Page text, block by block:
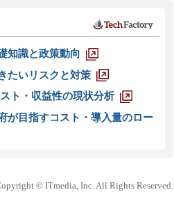
知識と政策動向
たいリスクと対策
ト・収益性の現状分析
が目指すコスト・導入量のロー
© ITmedia, Inc. All Rights Reserved.